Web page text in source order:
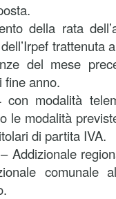
della rata
trattenuta
del mese
fine anno.
con modalità
le modalità
di partita IVA.
Addizionale
comunale